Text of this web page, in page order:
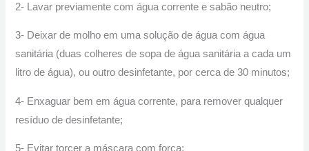
2- Lavar previamente com água corrente e sabão neutro;
3- Deixar de molho em uma solução de água com água
sanitária (duas colheres de sopa de água sanitária a cada um
litro de água), ou outro desinfetante, por cerca de 30 minutos;
4- Enxaguar bem em água corrente, para remover qualquer
resíduo de desinfetante;
5- Evitar torcer a máscara com força;